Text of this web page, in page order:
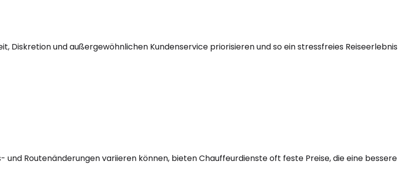
Diskretion und außergewöhnlichen Kundenservice priorisieren und so ein stressfreies Reiseerlebnis
und Routenänderungen variieren können, bieten Chauffeurdienste oft feste Preise, die eine bessere